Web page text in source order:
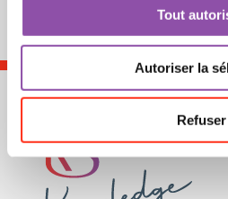
Tout
Autoriser la
Refuser